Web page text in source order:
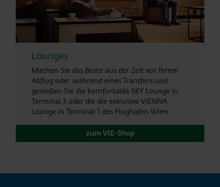
Lounges
Machen Sie das Beste aus der Zeit vor Ihrem
Abflug oder während eines Transfers und
genießen Sie die komfortable SKY Lounge in
Terminal 3 oder die die exklusive VIENNA
Lounge in Terminal 1 des Flughafen Wien.
zum VIE-Shop